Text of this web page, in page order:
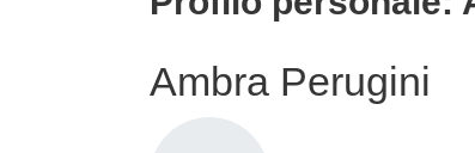
Ambra Perugini